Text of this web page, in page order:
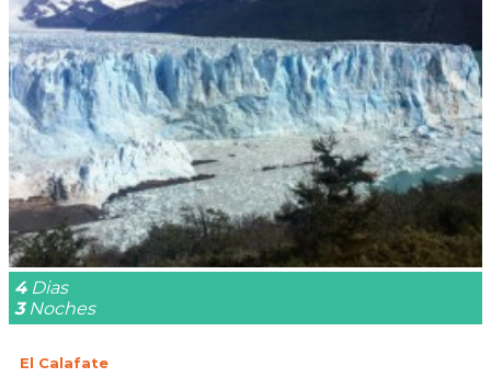
4Dias
3Noches
El Calafate